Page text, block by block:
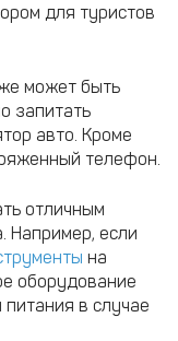
для туристов
может быть
запитать
авто. Кроме
телефон.
отличным
Например, если
на
оборудование
в случае